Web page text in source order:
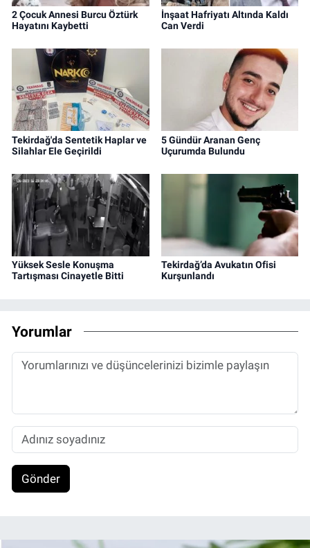
2 Çocuk Annesi Burcu Öztürk
Hayatını Kaybetti
İnşaat Hafriyatı Altında Kaldı
Can Verdi
Tekirdağ'da Sentetik Haplar ve
Silahlar Ele Geçirildi
5 Gündür Aranan Genç
Uçurumda Bulundu
Yüksek Sesle Konuşma
Tartışması Cinayetle Bitti
Tekirdağ’da Avukatın Ofisi
Kurşunlandı
Yorumlar
Gönder